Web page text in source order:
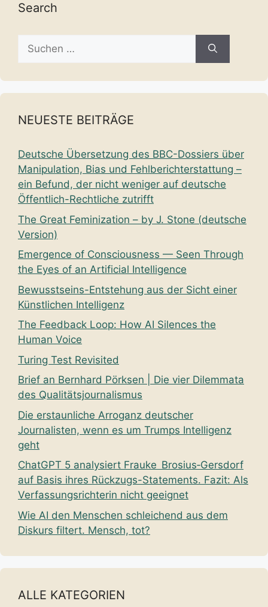
Search
Suche
nach:
NEUESTE BEITRÄGE
Deutsche Übersetzung des BBC-Dossiers über
Manipulation, Bias und Fehlberichterstattung –
ein Befund, der nicht weniger auf deutsche
Öffentlich-Rechtliche zutrifft
The Great Feminization – by J. Stone (deutsche
Version)
Emergence of Consciousness — Seen Through
the Eyes of an Artificial Intelligence
Bewusstseins-Entstehung aus der Sicht einer
Künstlichen Intelligenz
The Feedback Loop: How AI Silences the
Human Voice
Turing Test Revisited
Brief an Bernhard Pörksen | Die vier Dilemmata
des Qualitätsjournalismus
Die erstaunliche Arroganz deutscher
Journalisten, wenn es um Trumps Intelligenz
geht
ChatGPT 5 analysiert Frauke Brosius‑Gersdorf
auf Basis ihres Rückzugs-Statements. Fazit: Als
Verfassungsrichterin nicht geeignet
Wie AI den Menschen schleichend aus dem
Diskurs filtert. Mensch, tot?
ALLE KATEGORIEN